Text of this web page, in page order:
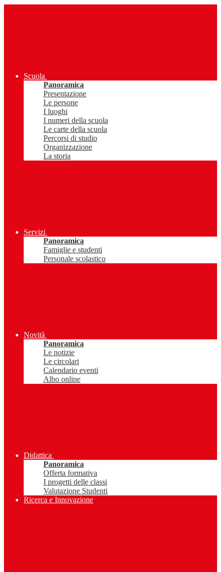
Scuola
Panoramica
Presentazione
Le persone
I luoghi
I numeri della scuola
Le carte della scuola
Percorsi di studio
Organizzazione
La storia
Servizi
Panoramica
Famiglie e studenti
Personale scolastico
Novità
Panoramica
Le notizie
Le circolari
Calendario eventi
Albo online
Didattica
Panoramica
Offerta formativa
I progetti delle classi
Valutazione Studenti
Ricerca e Innovazione